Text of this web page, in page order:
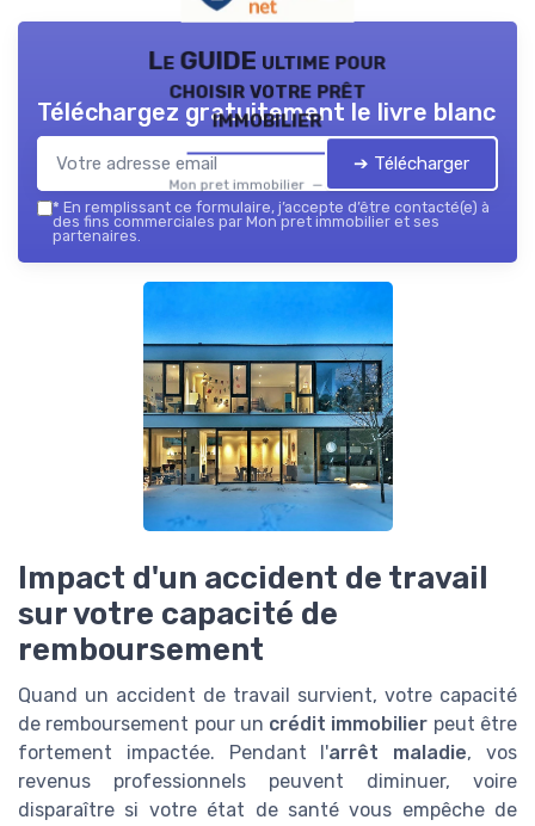
Le GUIDE ultime pour
choisir votre prêt
immobilier
Mon pret immobilier — 2026
Téléchargez gratuitement le livre blanc
➔ Télécharger
* En remplissant ce formulaire, j’accepte d’être contacté(e) à
des fins commerciales par Mon pret immobilier et ses
partenaires.
Impact d'un accident de travail
sur votre capacité de
remboursement
Quand un accident de travail survient, votre capacité
de remboursement pour un crédit immobilier peut être
fortement impactée. Pendant l'arrêt maladie, vos
revenus professionnels peuvent diminuer, voire
disparaître si votre état de santé vous empêche de